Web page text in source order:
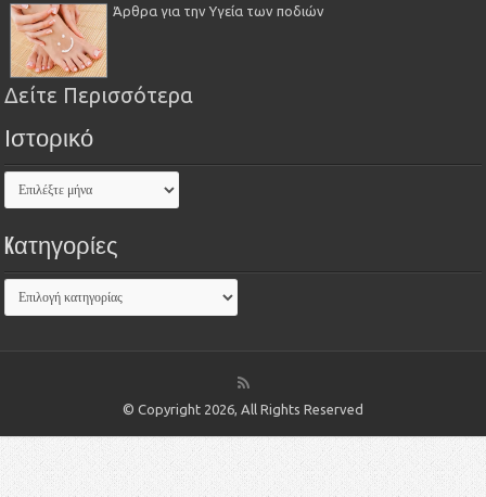
Άρθρα για την Υγεία των ποδιών
Δείτε Περισσότερα
Ιστορικό
Kατηγορίες
© Copyright 2026, All Rights Reserved